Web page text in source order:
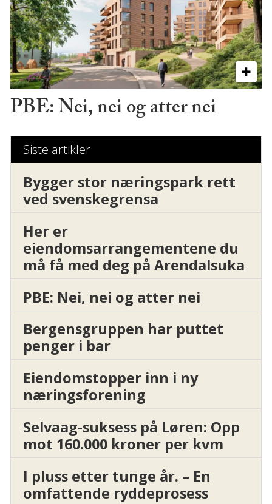
PBE: Nei, nei og atter nei
Siste artikler
Bygger stor næringspark rett
ved svenskegrensa
Her er
eiendomsarrangementene du
må få med deg på Arendalsuka
PBE: Nei, nei og atter nei
Bergensgruppen har puttet
penger i bar
Eiendomstopper inn i ny
næringsforening
Selvaag-suksess på Løren: Opp
mot 160.000 kroner per kvm
I pluss etter tunge år. – En
omfattende ryddeprosess